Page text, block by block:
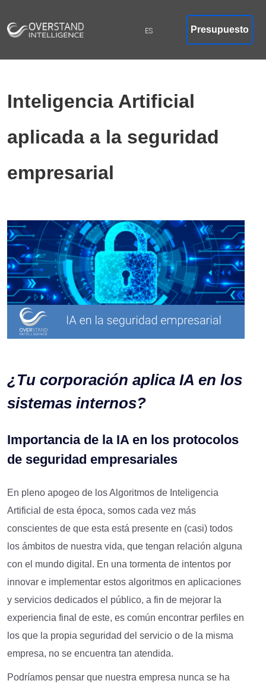
Presupuesto
Inteligencia Artificial
aplicada a la seguridad
empresarial
¿Tu corporación aplica IA en los
sistemas internos?
Importancia de la IA en los protocolos
de seguridad empresariales
En pleno apogeo de los Algoritmos de Inteligencia
Artificial de esta época, somos cada vez más
conscientes de que esta está presente en (casi) todos
los ámbitos de nuestra vida, que tengan relación alguna
con el mundo digital. En una tormenta de intentos por
innovar e implementar estos algoritmos en aplicaciones
y servicios dedicados el público, a fin de mejorar la
experiencia final de este, es común encontrar perfiles en
los que la propia seguridad del servicio o de la misma
empresa, no se encuentra tan atendida.
Podríamos pensar que nuestra empresa nunca se ha